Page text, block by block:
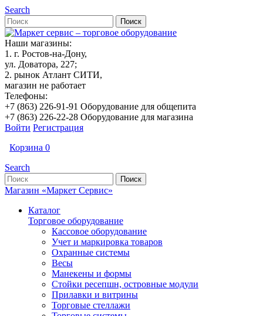
Search
Наши магазины:
1. г. Ростов-на-Дону,
ул. Доватора, 227;
2. рынок Атлант СИТИ,
магазин не работает
Телефоны:
+7 (863) 226-91-91 Оборудование для общепита
+7 (863) 226-22-28 Оборудование для магазина
Войти Регистрация
Корзина 0
Search
Магазин «Маркет Сервис»
Каталог
Торговое оборудование
Кассовое оборудование
Учет и маркировка товаров
Охранные системы
Весы
Манекены и формы
Стойки ресепшн, островные модули
Прилавки и витрины
Торговые стеллажи